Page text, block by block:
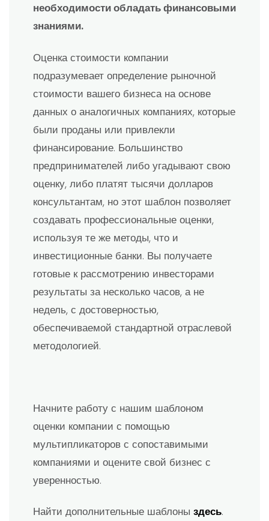
необходимости обладать финансовыми
знаниями.
Оценка стоимости компании
подразумевает определение рыночной
стоимости вашего бизнеса на основе
данных о аналогичных компаниях, которые
были проданы или привлекли
финансирование. Большинство
предпринимателей либо угадывают свою
оценку, либо платят тысячи долларов
консультантам, но этот шаблон позволяет
создавать профессиональные оценки,
используя те же методы, что и
инвестиционные банки. Вы получаете
готовые к рассмотрению инвесторами
результаты за несколько часов, а не
недель, с достоверностью,
обеспечиваемой стандартной отраслевой
методологией.
Начните работу с нашим шаблоном
оценки компании с помощью
мультипликаторов с сопоставимыми
компаниями и оцените свой бизнес с
уверенностью.
Найти дополнительные шаблоны здесь.